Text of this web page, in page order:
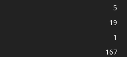
5
19
1
167